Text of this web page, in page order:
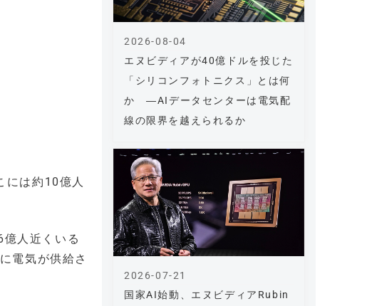
には約10億人
人近くいる
電気が供給さ
エヌビディアが40億ドルを投じた
「シリコンフォトニクス」とは何
か ―AIデータセンターは電気配
線の限界を越えられるか
2026-08-04
国家AI始動、エヌビディアRubin
2026-07-21